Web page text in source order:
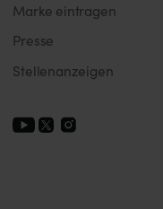
Marke eintragen
Presse
Stellenanzeigen